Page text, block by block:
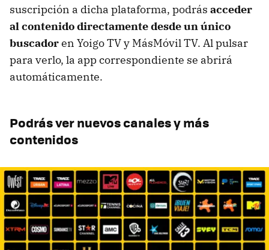
suscripción a dicha plataforma, podrás acceder
al contenido directamente desde un único
buscadoren Yoigo TV y MásMóvil TV. Al pulsar
para verlo, la app correspondiente se abrirá
automáticamente.
Podrás ver nuevos canales y más
contenidos